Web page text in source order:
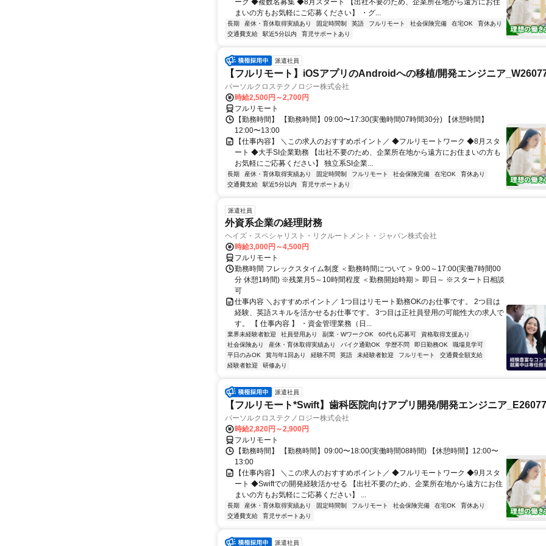
ーク ◆複数名募集 ◆8月スタート 【出社不要のため、企業所在地から遠方にお住
まいの方もお気軽にご応募ください】 ・グ...
長期 産休・育休取得実績あり 固定時間制 英語 フルリモート 社会保険完備 在宅OK
育休あり
交通費支給
駅近5分以内 育児サポートあり
派遣社員
【フルリモート】iOSアプリのAndroidへの移植/開発エンジニア
パーソルクロステクノロジー株式会社
時給2,500円～2,700円
フルリモート
【勤務時間】 【勤務時間】09:00〜17:30(実働時間07時間30分) 【休憩時間】
12:00〜13:00
【仕事内容】 ＼この求人のおすすめポイント／ ◆フルリモートワーク ◆8月スタ
ート ◆大手SI企業勤務 【出社不要のため、企業所在地から遠方にお住まいの方も
お気軽にご応募ください】 独立系SI企業...
長期 産休・育休取得実績あり 固定時間制 フルリモート 社会保険完備 在宅OK
育休あり
交通費支給
駅近5分以内 育児サポートあり
派遣社員
外資系企業の経理財務
ヘイズ・スペシャリスト・リクルートメント・ジャパン株式会社
時給3,000円～4,500円
フルリモート
勤務時間 フレックスタイム制度 ＜勤務時間について＞ 9:00～17:00(実働7時間00
分 休憩1時間) ※残業月5～10時間程度 ＜勤務開始時期＞ 即日～ ※スタート日相談
可
仕事内容 ＼おすすめポイント／ 1つ目はリモート勤務OKのお仕事です。 2つ目は
経験、英語スキルを活かせるお仕事です。 3つ目は正社員登用の可能性大の求人で
す。 【 仕事内容 】 ・資金管理業務（日...
業界未経験者歓迎 社員登用あり 副業・WワークOK 60代も応募可
資格取得支援あり
社会保険あり
産休・育休取得実績あり バイク通勤OK 学歴不問 即日勤務OK
職場見学可
平日のみOK
賞与年1回あり 経験不問 英語 未経験者歓迎 フルリモート
交通費全額支給
経験者歓迎
研修あり
派遣社員
【フルリモート*Swift】歯科医院向けアプリ開発/開発エンジニア
パーソルクロステクノロジー株式会社
時給2,820円～2,900円
フルリモート
【勤務時間】 【勤務時間】09:00〜18:00(実働時間08時間) 【休憩時間】12:00〜
13:00
【仕事内容】 ＼この求人のおすすめポイント／ ◆フルリモートワーク ◆9月スタ
ート ◆Swiftでの開発経験活かせる 【出社不要のため、企業所在地から遠方にお住
まいの方もお気軽にご応募ください】 ...
長期 産休・育休取得実績あり 固定時間制 フルリモート 社会保険完備 在宅OK
育休あり
交通費支給
育児サポートあり
派遣社員